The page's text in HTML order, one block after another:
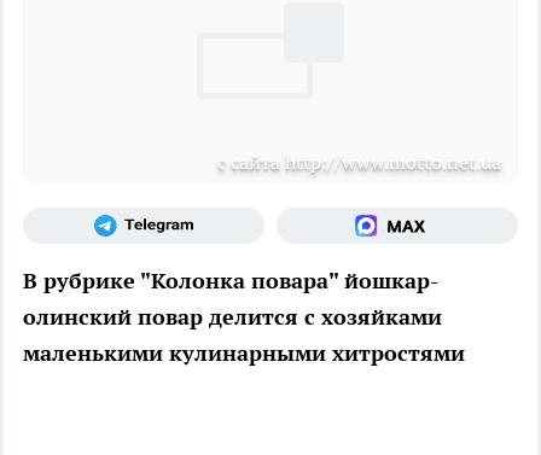
с сайта http://www.motto.net.ua
В рубрике "Колонка повара" йошкар-
олинский повар делится с хозяйками
маленькими кулинарными хитростями